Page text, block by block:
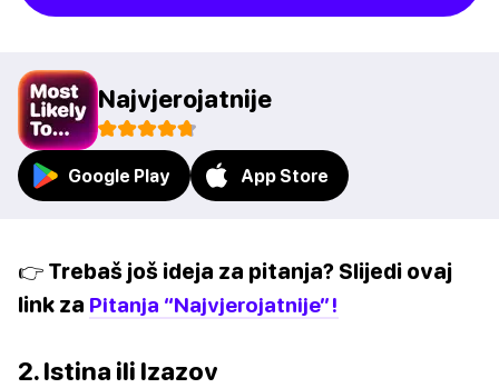
Najvjerojatnije
Google Play App Store
👉 Trebaš još ideja za pitanja? Slijedi ovaj
link za Pitanja “Najvjerojatnije”!
2. Istina ili Izazov